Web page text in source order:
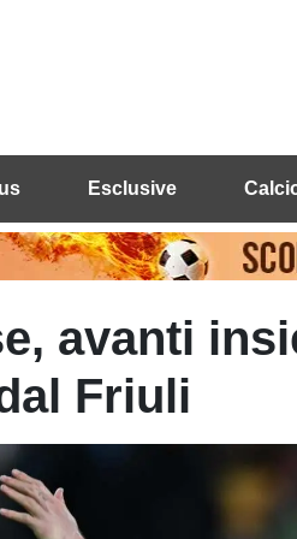
Esclusive
avanti
Friuli